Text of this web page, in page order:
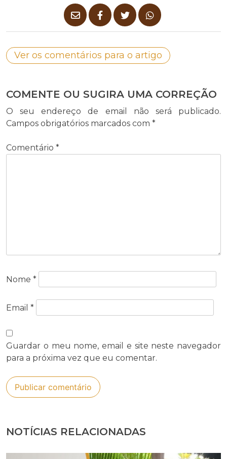
Ver os comentários para o artigo
COMENTE OU SUGIRA UMA CORREÇÃO
O seu endereço de email não será publicado.
Campos obrigatórios marcados com *
Comentário *
Nome *
Email *
Guardar o meu nome, email e site neste navegador
para a próxima vez que eu comentar.
NOTÍCIAS RELACIONADAS